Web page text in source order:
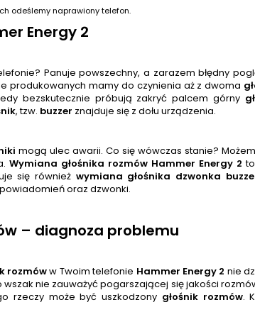
odeślemy naprawiony telefon.
Energy 2
Panuje powszechny, a zarazem błędny
produkowanych mamy do czynienia aż z dwoma
bezskutecznie próbują zakryć palcem górny
, tzw. buzzer znajduje się z dołu urządzenia.
i mogą ulec awarii. Co się wówczas stanie?
Wymiana głośnika rozmów Hammer Energy 2
się również wymiana głośnika dzwonka
oraz dzwonki.
– diagnoza problemu
rozmóww Twoim telefonie Hammer Energy 2 nie
wszak nie zauważyć pogarszającej się jakości
rzeczy może być uszkodzony głośnik rozmów.